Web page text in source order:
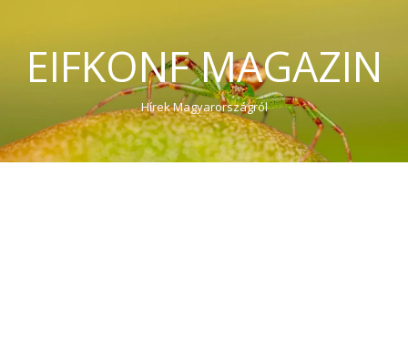
EIFKONF MAGAZIN
Hírek Magyarországról